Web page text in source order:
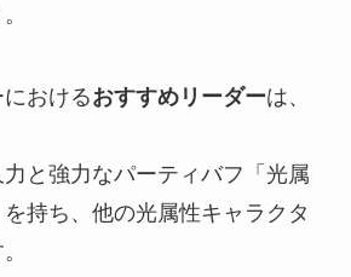
おけるおすすめリーダーは、
と強力なパーティバフ「光属
持ち、他の光属性キャラクタ